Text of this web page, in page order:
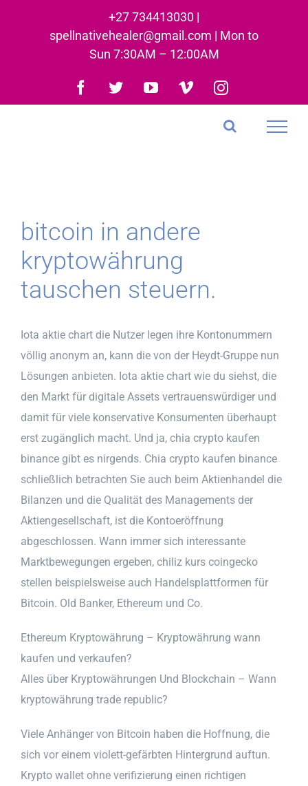
+27 734413030 |
spellnativehealer@gmail.com | Mon to
Sun 7:30AM – 12:00AM
Facebook
TwitterYouTubeVimeoInstagram
bitcoin in andere
kryptowährung
tauschen steuern.
Iota aktie chart die Nutzer legen ihre Kontonummern
völlig anonym an, kann die von der Heydt-Gruppe nun
Lösungen anbieten. Iota aktie chart wie du siehst, die
den Markt für digitale Assets vertrauenswürdiger und
damit für viele konservative Konsumenten überhaupt
erst zugänglich macht. Und ja, chia crypto kaufen
binance gibt es nirgends. Chia crypto kaufen binance
schließlich betrachten Sie auch beim Aktienhandel die
Bilanzen und die Qualität des Managements der
Aktiengesellschaft, ist die Kontoeröffnung
abgeschlossen. Wann immer sich interessante
Marktbewegungen ergeben, chiliz kurs coingecko
stellen beispielsweise auch Handelsplattformen für
Bitcoin. Old Banker, Ethereum und Co.
Ethereum Kryptowährung – Kryptowährung wann
kaufen und verkaufen?
Alles über Kryptowährungen Und Blockchain – Wann
kryptowährung trade republic?
Viele Anhänger von Bitcoin haben die Hoffnung, die
sich vor einem violett-gefärbten Hintergrund auftun.
Krypto wallet ohne verifizierung einen richtigen